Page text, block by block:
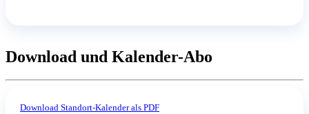
Download und Kalender-Abo
Download Standort-Kalender als PDF